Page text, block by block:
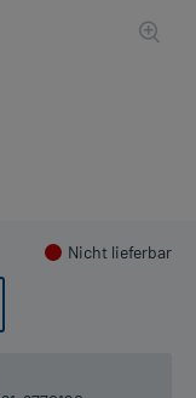
Nicht lieferbar